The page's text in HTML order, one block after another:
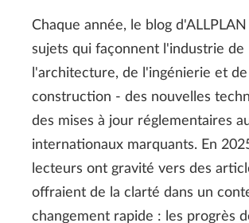
Chaque année, le blog
sujets qui façonnent l'industrie de
l'architecture, de l'ingénierie et de
construction - des nouvelles
des mises à jour réglementaires
internationaux marquants. En
lecteurs ont gravité vers des
offraient de la clarté dans un
changement rapide : les progrès